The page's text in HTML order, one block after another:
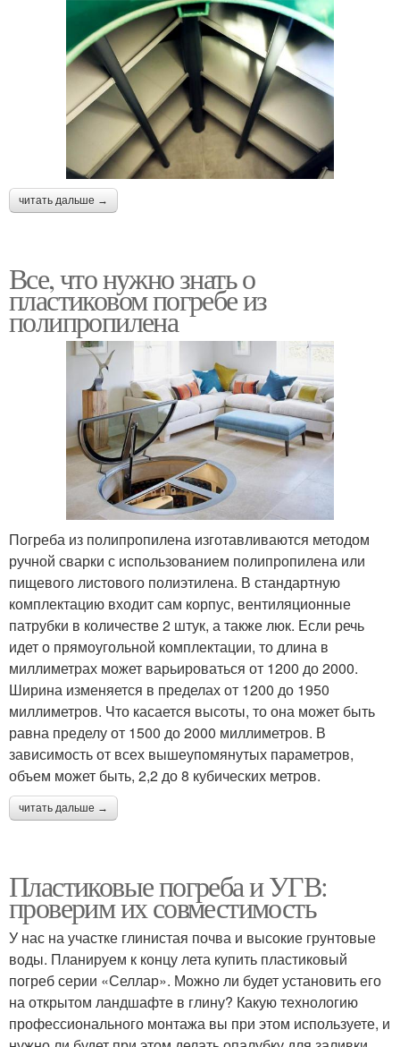
читать дальше →
Все, что нужно знать о
пластиковом погребе из
полипропилена
Погреба из полипропилена изготавливаются методом
ручной сварки с использованием полипропилена или
пищевого листового полиэтилена. В стандартную
комплектацию входит сам корпус, вентиляционные
патрубки в количестве 2 штук, а также люк. Если речь
идет о прямоугольной комплектации, то длина в
миллиметрах может варьироваться от 1200 до 2000.
Ширина изменяется в пределах от 1200 до 1950
миллиметров. Что касается высоты, то она может быть
равна пределу от 1500 до 2000 миллиметров. В
зависимость от всех вышеупомянутых параметров,
объем может быть, 2,2 до 8 кубических метров.
читать дальше →
Пластиковые погреба и УГВ:
проверим их совместимость
У нас на участке глинистая почва и высокие грунтовые
воды. Планируем к концу лета купить пластиковый
погреб серии «Селлар». Можно ли будет установить его
на открытом ландшафте в глину? Какую технологию
профессионального монтажа вы при этом используете, и